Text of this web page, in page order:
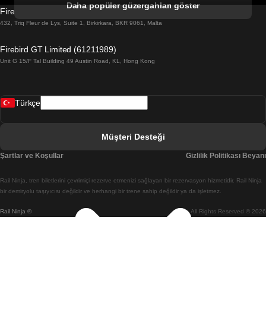
Barselona Sevilla Treni
Belfast Dublin Treni
Budapeşte Viyana Treni
Busan Cheonan(Asan) Treni
Daha popüler güzergahları göster
Firebird GT Limited (OC 1451)
432, Triq Fleur de Lys, Suite 1, Birkirkara, BKR 9061, Malta
Firebird GT Limited (61211989)
Unit G 15/F Tal Building 49 Austin Road, KL, Hong Kong
Rail Ninja ® All Rights Reserved © 2026
Rail Ninja, tren biletlerini çevrimiçi rezerve etmenizi sağlayan bir rezervasyon hizmetidir. Rail Ninja
bir demiryolu taşıyıcısı değildir ve herhangi bir trene sahip değildir ya da işletmez.
Türkçe
Müşteri Desteği
Şartlar ve Koşullar Gizlilik Politikası Beyanı